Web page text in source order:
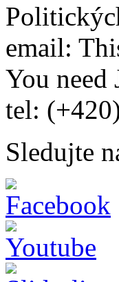
email:
You need
tel:
Sledujte